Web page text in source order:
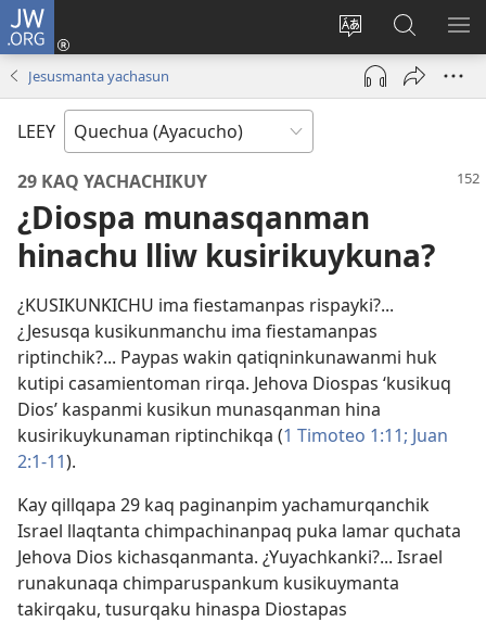
JW.ORG
Rimaynikita
cambianapaq
Qallarinaykipaq
(abre
nueva
JW.ORG
nisqapi
Jesusmanta yachasun
LEEY
29 KAQ YACHACHIKUY
¿Diospa munasqanman
hinachu lliw kusirikuykuna?
¿KUSIKUNKICHU ima fiestamanpas rispayki?...
¿Jesusqa kusikunmanchu ima fiestamanpas
riptinchik?... Paypas wakin qatiqninkunawanmi huk
kutipi casamientoman rirqa. Jehova Diospas ‘kusikuq
Dios’ kaspanmi kusikun munasqanman hina
kusirikuykunaman riptinchikqa (1 Timoteo 1:11; Juan
2:1-11).
Kay qillqapa 29 kaq paginanpim yachamurqanchik
Israel llaqtanta chimpachinanpaq puka lamar quchata
Jehova Dios kichasqanmanta. ¿Yuyachkanki?... Israel
runakunaqa chimparuspankum kusikuymanta
takirqaku, tusurqaku hinaspa Diostapas